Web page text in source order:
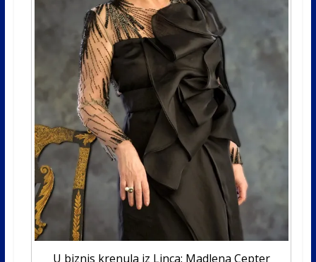
U biznis krenula iz Linca: Madlena Cepter